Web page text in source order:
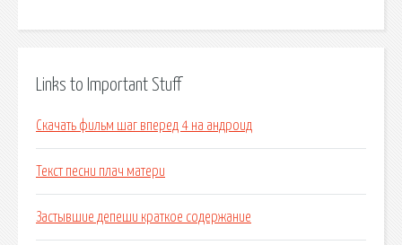
Links to Important Stuff
Скачать фильм шаг вперед 4 на андроид
Текст песни плач матери
Застывшие депеши краткое содержание